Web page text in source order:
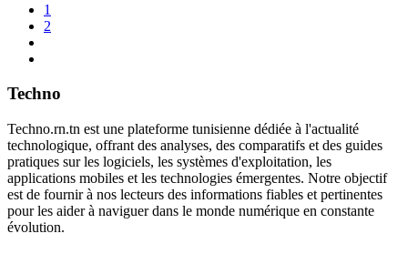
1
2
Techno
Techno.rn.tn est une plateforme tunisienne dédiée à l'actualité
technologique, offrant des analyses, des comparatifs et des guides
pratiques sur les logiciels, les systèmes d'exploitation, les
applications mobiles et les technologies émergentes. Notre objectif
est de fournir à nos lecteurs des informations fiables et pertinentes
pour les aider à naviguer dans le monde numérique en constante
évolution.